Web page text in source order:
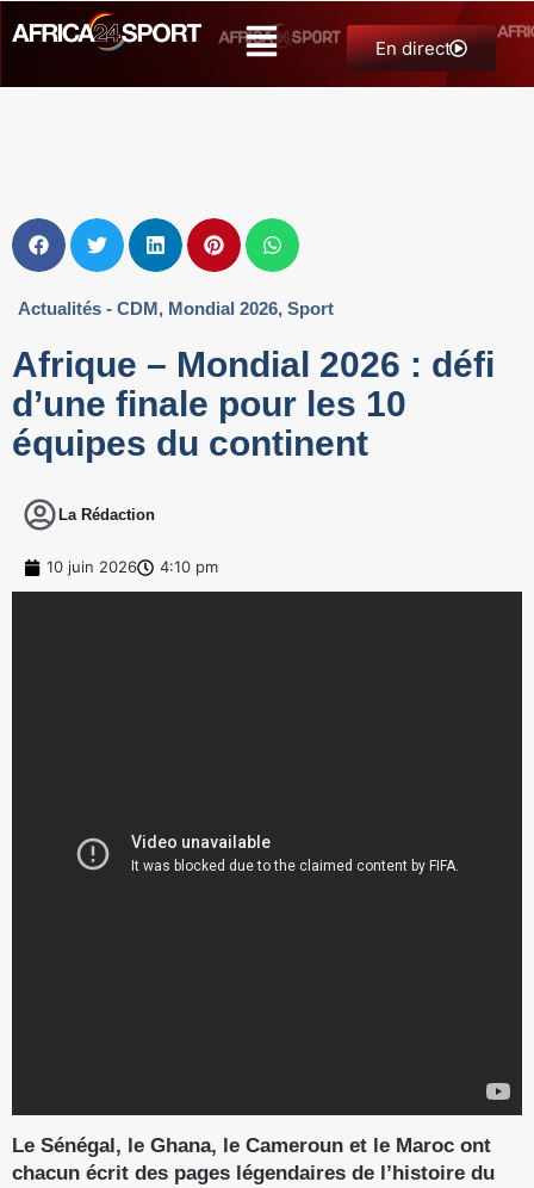
En direct
Actualités - CDM, Mondial 2026, Sport
Afrique – Mondial 2026 : défi
d’une finale pour les 10
équipes du continent
La Rédaction
10 juin 2026 4:10 pm
Le Sénégal, le Ghana, le Cameroun et le Maroc ont
chacun écrit des pages légendaires de l’histoire du